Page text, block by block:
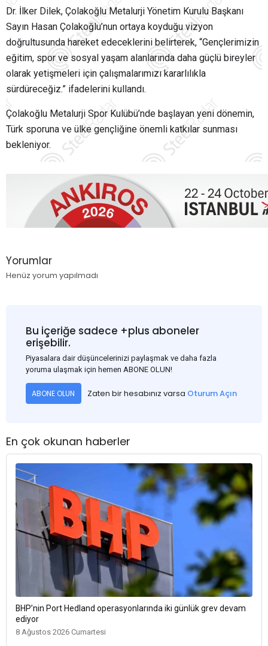
Dr. İlker Dilek, Çolakoğlu Metalurji Yönetim Kurulu Başkanı
Sayın Hasan Çolakoğlu’nun ortaya koyduğu vizyon
doğrultusunda hareket edeceklerini belirterek, “Gençlerimizin
eğitim, spor ve sosyal yaşam alanlarında daha güçlü bireyler
olarak yetişmeleri için çalışmalarımızı kararlılıkla
sürdüreceğiz.” ifadelerini kullandı.
Çolakoğlu Metalurji Spor Kulübü’nde başlayan yeni dönemin,
Türk sporuna ve ülke gençliğine önemli katkılar sunması
bekleniyor.
Yorumlar
Henüz yorum yapılmadı
Bu içeriğe sadece +plus aboneler
erişebilir.
Piyasalara dair düşüncelerinizi paylaşmak ve daha fazla
yoruma ulaşmak için hemen ABONE OLUN!
ABONE OLUN Zaten bir hesabınız varsa Oturum Açın
En çok okunan haberler
BHP’nin Port Hedland operasyonlarında iki günlük grev devam
ediyor
8 Ağustos 2026 Cumartesi